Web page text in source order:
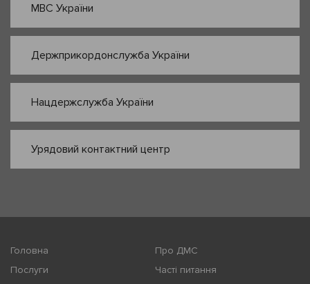
МВС України
Держприкордонслужба України
Нацдержслужба України
Урядовий контактний центр
Головна
Про ДМС
Послуги
Часті питання